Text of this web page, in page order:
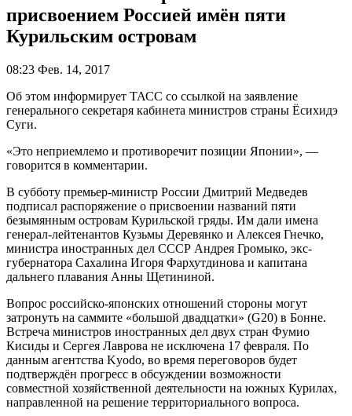
присвоением Россией имён пяти
Курильским островам
08:23 Фев. 14, 2017
Об этом информирует ТАСС со ссылкой на заявление
генерального секретаря кабинета министров страны Ёсихидэ
Суги.
«Это неприемлемо и противоречит позиции Японии», —
говорится в комментарии.
В субботу премьер-министр России Дмитрий Медведев
подписал распоряжение о присвоении названий пяти
безымянным островам Курильской гряды. Им дали имена
генерал-лейтенантов Кузьмы Деревянко и Алексея Гнечко,
министра иностранных дел СССР Андрея Громыко, экс-
губернатора Сахалина Игоря Фархутдинова и капитана
дальнего плавания Анны Щетининой.
Вопрос российско-японских отношений стороны могут
затронуть на саммите «большой двадцатки» (G20) в Бонне.
Встреча министров иностранных дел двух стран Фумио
Кисиды и Сергея Лаврова не исключена 17 февраля. По
данным агентства Kyodo, во время переговоров будет
подтверждён прогресс в обсуждении возможности
совместной хозяйственной деятельности на южных Курилах,
направленной на решение территориального вопроса.